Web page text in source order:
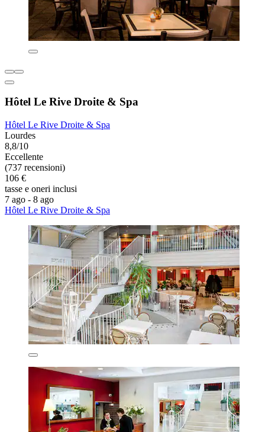
Hôtel Le Rive Droite & Spa
Hôtel Le Rive Droite & Spa
Lourdes
8,8/10
Eccellente
(737 recensioni)
106 €
tasse e oneri inclusi
7 ago - 8 ago
Hôtel Le Rive Droite & Spa